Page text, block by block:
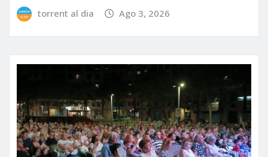
torrent al dia Ago 3, 2026